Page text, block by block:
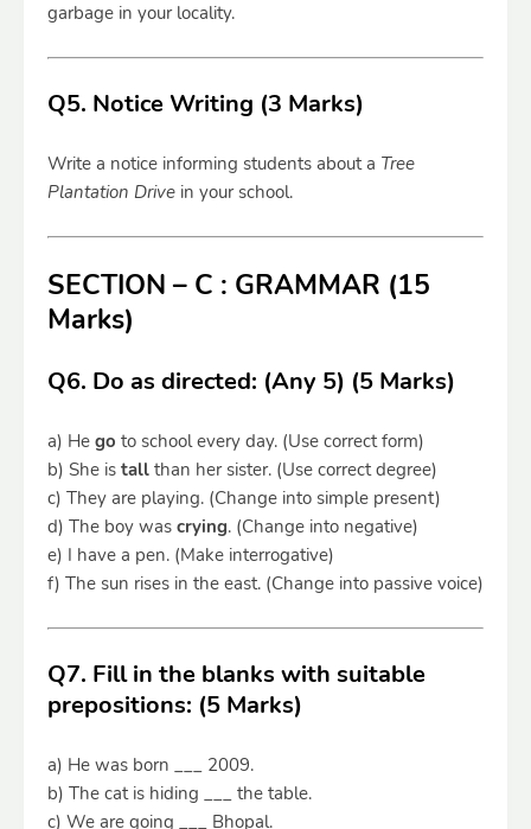
garbage in your locality.
Q5. Notice Writing (3 Marks)
Write a notice informing students about a Tree
Plantation Drive in your school.
SECTION – C : GRAMMAR (15
Marks)
Q6. Do as directed: (Any 5) (5 Marks)
a) He go to school every day. (Use correct form)
b) She is tall than her sister. (Use correct degree)
c) They are playing. (Change into simple present)
d) The boy was crying. (Change into negative)
e) I have a pen. (Make interrogative)
f) The sun rises in the east. (Change into passive voice)
Q7. Fill in the blanks with suitable
prepositions: (5 Marks)
a) He was born ___ 2009.
b) The cat is hiding ___ the table.
c) We are going ___ Bhopal.